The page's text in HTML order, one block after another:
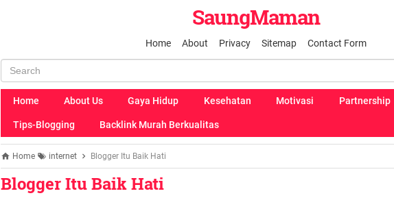
SaungMaman
Home About Privacy Sitemap Contact Form
Home About Us Gaya Hidup Kesehatan Motivasi Partnership
Tips-Blogging Backlink Murah Berkualitas
Home internet Blogger Itu Baik Hati
Blogger Itu Baik Hati